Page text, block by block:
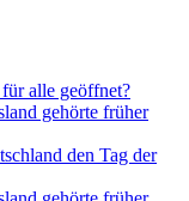
alle geöffnet?
gehörte früher
den Tag der